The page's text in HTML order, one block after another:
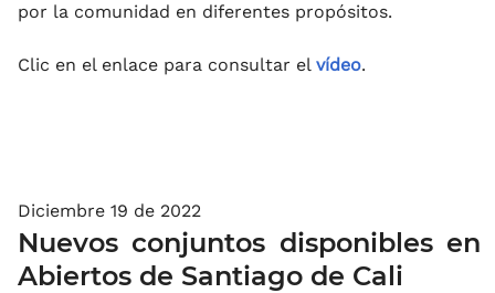
por la comunidad en diferentes propósitos.
Clic en el enlace para consultar el vídeo.
Diciembre 19 de 2022
Nuevos conjuntos disponibles
Abiertos de Santiago de Cali